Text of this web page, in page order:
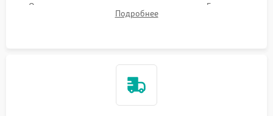
Очистка внутренних плат от окислов и пыли. Бережная
обработка германиевого объектива специализированными
Подробнее